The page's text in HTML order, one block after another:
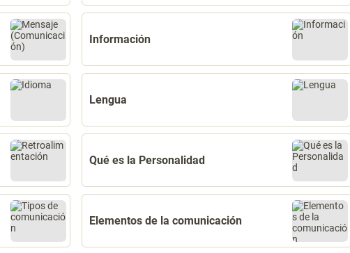
Información
Lengua
Qué es la Personalidad
Elementos de la comunicación